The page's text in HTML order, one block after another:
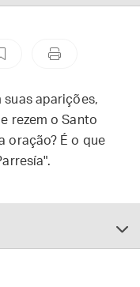
suas aparições,
rezem o Santo
oração? É o que